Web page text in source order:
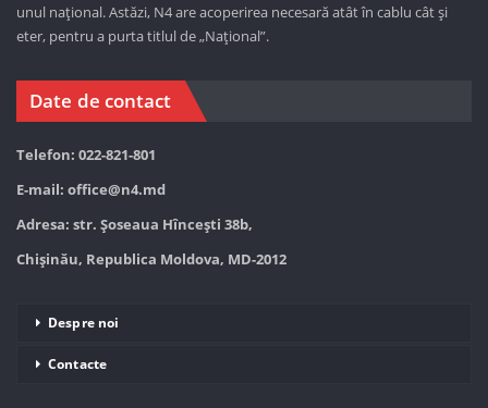
unul național. Astăzi, N4 are acoperirea necesară atât în cablu cât și
eter, pentru a purta titlul de „Național”.
Date de contact
Telefon: 022-821-801
E-mail: office@n4.md
Adresa: str. Șoseaua Hînceşti 38b,
Chișinău, Republica Moldova, MD-2012
Despre noi
Contacte